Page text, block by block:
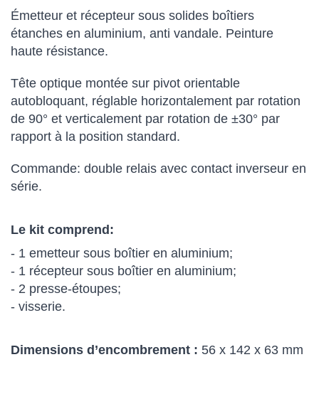
Émetteur et récepteur sous solides boîtiers
étanches en aluminium, anti vandale. Peinture
haute résistance.
Tête optique montée sur pivot orientable
autobloquant, réglable horizontalement par rotation
de 90° et verticalement par rotation de ±30° par
rapport à la position standard.
Commande: double relais avec contact inverseur en
série.
Le kit comprend:
- 1 emetteur sous boîtier en aluminium;
- 1 récepteur sous boîtier en aluminium;
- 2 presse-étoupes;
- visserie.
Dimensions d’encombrement : 56 x 142 x 63 mm